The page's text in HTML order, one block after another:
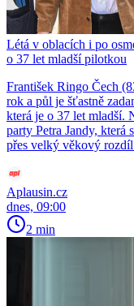
Létá v oblacích i po
o 37 let mladší pilotkou
František Ringo Čech
rok a půl je šťastně
která je o 37 let mladší.
party Petra Jandy, která
přes velký věkový
Aplausin.cz
dnes, 09:00
2 min